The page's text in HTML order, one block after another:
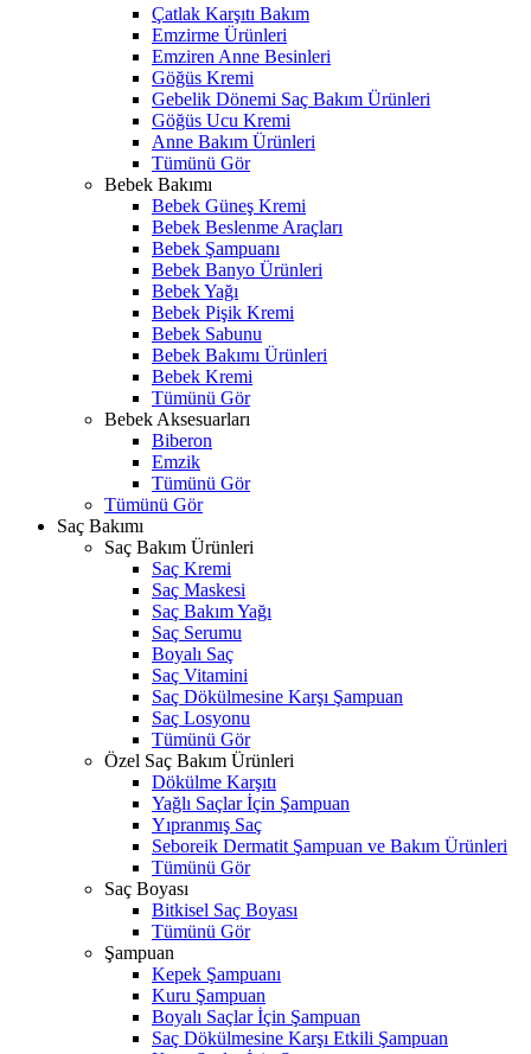
Çatlak Karşıtı Bakım
Emzirme Ürünleri
Emziren Anne Besinleri
Göğüs Kremi
Gebelik Dönemi Saç Bakım Ürünleri
Göğüs Ucu Kremi
Anne Bakım Ürünleri
Tümünü Gör
Bebek Bakımı
Bebek Güneş Kremi
Bebek Beslenme Araçları
Bebek Şampuanı
Bebek Banyo Ürünleri
Bebek Yağı
Bebek Pişik Kremi
Bebek Sabunu
Bebek Bakımı Ürünleri
Bebek Kremi
Tümünü Gör
Bebek Aksesuarları
Biberon
Emzik
Tümünü Gör
Tümünü Gör
Saç Bakımı
Saç Bakım Ürünleri
Saç Kremi
Saç Maskesi
Saç Bakım Yağı
Saç Serumu
Boyalı Saç
Saç Vitamini
Saç Dökülmesine Karşı Şampuan
Saç Losyonu
Tümünü Gör
Özel Saç Bakım Ürünleri
Dökülme Karşıtı
Yağlı Saçlar İçin Şampuan
Yıpranmış Saç
Seboreik Dermatit Şampuan ve Bakım Ürünleri
Tümünü Gör
Saç Boyası
Bitkisel Saç Boyası
Tümünü Gör
Şampuan
Kepek Şampuanı
Kuru Şampuan
Boyalı Saçlar İçin Şampuan
Saç Dökülmesine Karşı Etkili Şampuan